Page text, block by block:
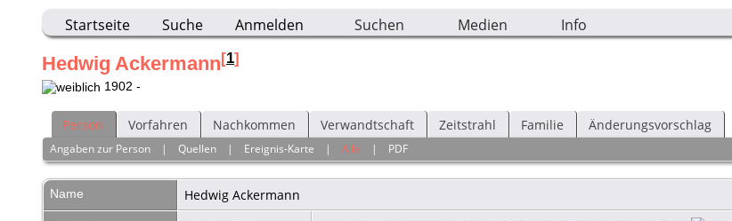
Startseite Suche Anmelden Suchen Medien Info
Hedwig Ackermann[1]
1902 -
Person Vorfahren Nachkommen Verwandtschaft Zeitstrahl Familie Änderungsvorschlag
Angaben zur Person |Quellen | Ereignis-Karte |Alle | PDF
Name Hedwig Ackermann